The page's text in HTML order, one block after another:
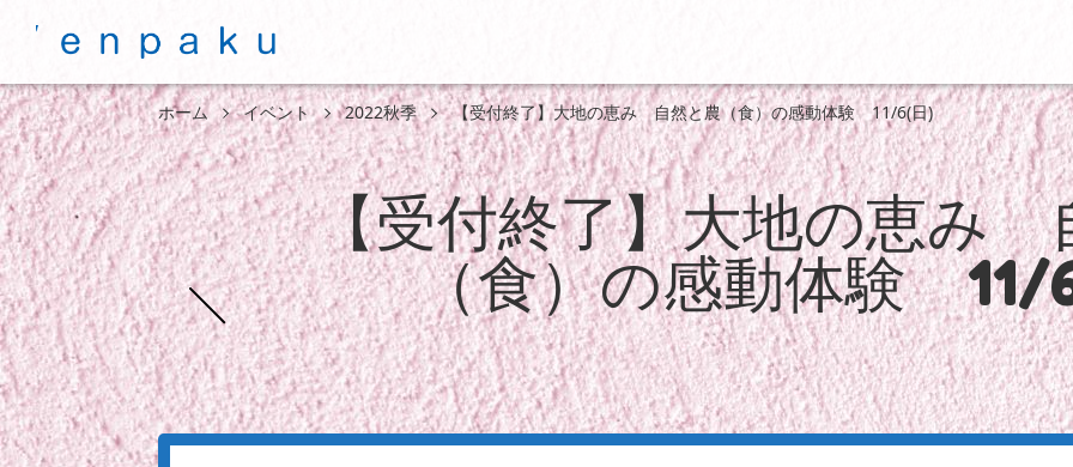
ホーム イベント 2022秋季 【受付終了】大地の恵み 自然と農（食）の感動体験 11/6(日)
【受付終了】大地の恵み
（食）の感動体験 11/